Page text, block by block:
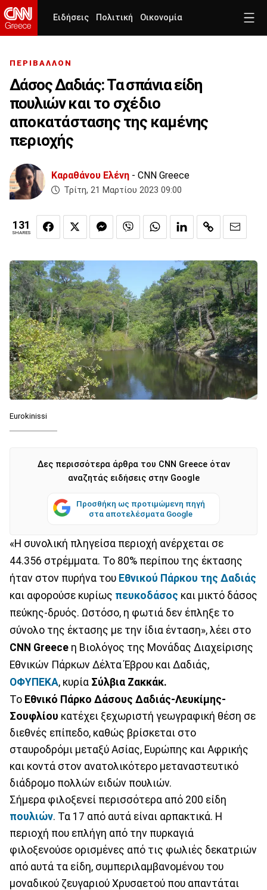
Ειδήσεις Πολιτική Οικονομία
ΠΕΡΙΒΑΛΛΟΝ
Δάσος Δαδιάς: Τα σπάνια είδη
πουλιών και το σχέδιο
αποκατάστασης της καμένης
περιοχής
Καραθάνου Ελένη - CNN Greece
Τρίτη, 21 Μαρτίου 2023 09:00
131
SHARES
Eurokinissi
Δες περισσότερα άρθρα του CNN Greece όταν
αναζητάς ειδήσεις στην Google
Προσθήκη ως προτιμώμενη πηγή
στα αποτελέσματα Google
«Η συνολική πληγείσα περιοχή ανέρχεται σε
44.356 στρέμματα. Το 80% περίπου της έκτασης
ήταν στον πυρήνα του Εθνικού Πάρκου της Δαδιάς
και αφορούσε κυρίως πευκοδάσος και μικτό δάσος
πεύκης-δρυός. Ωστόσο, η φωτιά δεν έπληξε το
σύνολο της έκτασης με την ίδια ένταση», λέει στο
CNN Greece η Βιολόγος της Μονάδας Διαχείρισης
Εθνικών Πάρκων Δέλτα Έβρου και Δαδιάς,
ΟΦΥΠΕΚΑ, κυρία Σύλβια Ζακκάκ.
To Εθνικό Πάρκο Δάσους Δαδιάς-Λευκίμης-
Σουφλίου κατέχει ξεχωριστή γεωγραφική θέση σε
διεθνές επίπεδο, καθώς βρίσκεται στο
σταυροδρόμι μεταξύ Ασίας, Ευρώπης και Αφρικής
και κοντά στον ανατολικότερο μεταναστευτικό
διάδρομο πολλών ειδών πουλιών.
Σήμερα φιλοξενεί περισσότερα από 200 είδη
πουλιών. Τα 17 από αυτά είναι αρπακτικά. Η
περιοχή που επλήγη από την πυρκαγιά
φιλοξενούσε ορισμένες από τις φωλιές δεκατριών
από αυτά τα είδη, συμπεριλαμβανομένου του
μοναδικού ζευγαριού Χρυσαετού που απαντάται